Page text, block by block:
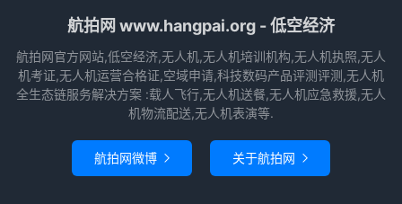
航拍网 www.hangpai.org - 低空经济
航拍网官方网站,低空经济,无人机,无人机培训机构,无人机执照,无人
机考证,无人机运营合格证,空域申请,科技数码产品评测评测,无人机
全生态链服务解决方案 :载人飞行,无人机送餐,无人机应急救援,无人
机物流配送,无人机表演等.
航拍网微博  关于航拍网 